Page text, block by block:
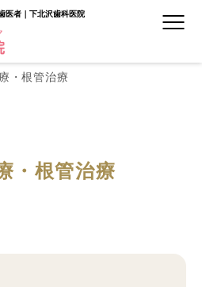
医者｜下北沢歯科医院
・根管治療
・根管治療